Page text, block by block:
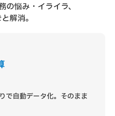
の悩み・イライラ、
解消。
で自動データ化。そのまま